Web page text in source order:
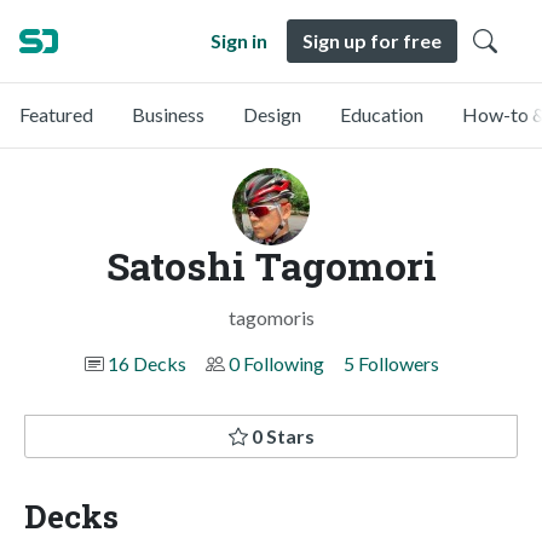
Sign in Sign up for free
Featured Business Design Education How-to
Satoshi Tagomori
tagomoris
16 Decks
0 Following 5 Followers
0 Stars
Decks